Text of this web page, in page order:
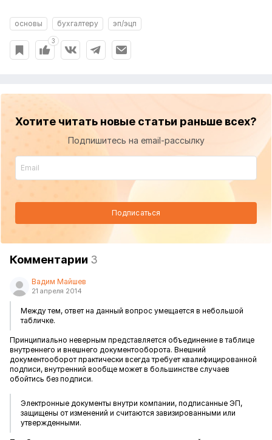
основы бухгалтеру эп/эцп
3
Хотите читать новые статьи раньше всех?
Подпишитесь на email-рассылку
Подписаться
Комментарии 3
Вадим Майшев
21 апреля 2014
Между тем, ответ на данный вопрос умещается в небольшой
табличке.
Принципиально неверным представляется объединение в таблице
внутреннего и внешнего документооборота. Внешний
документооборот практически всегда требует квалифицированной
подписи, внутренний вообще может в большинстве случаев
обойтись без подписи.
Электронные документы внутри компании, подписанные ЭП,
защищены от изменений и считаются завизированными или
утвержденными.